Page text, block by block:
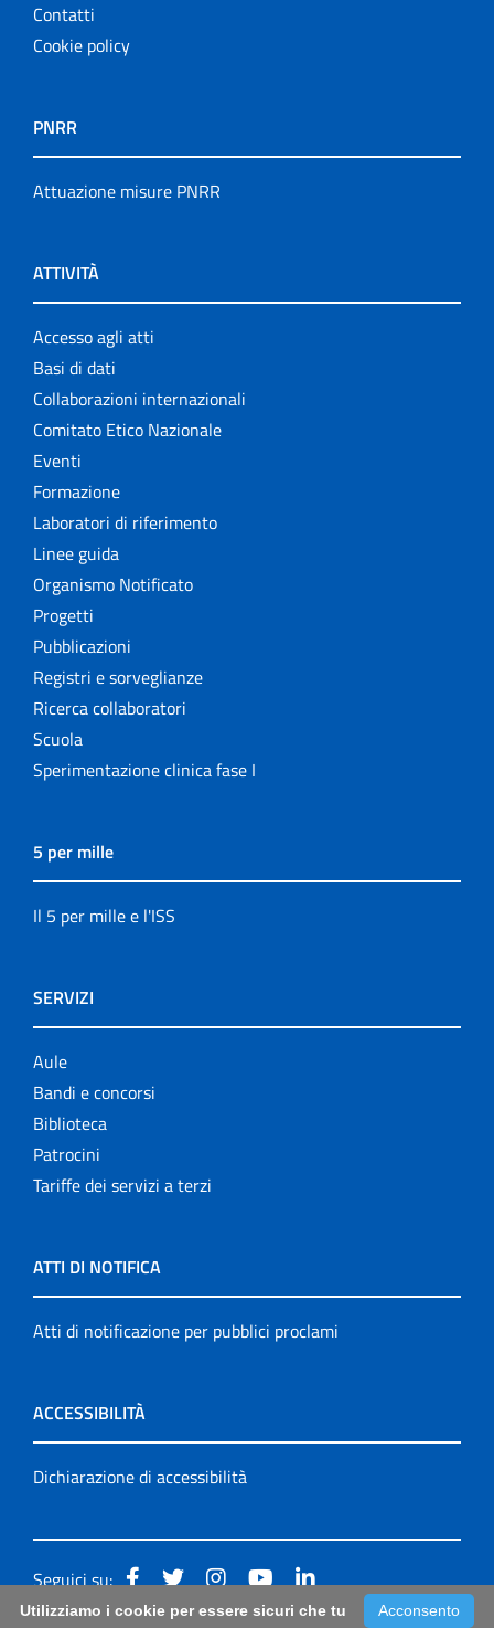
Contatti
Cookie policy
PNRR
Attuazione misure PNRR
ATTIVITÀ
Accesso agli atti
Basi di dati
Collaborazioni internazionali
Comitato Etico Nazionale
Eventi
Formazione
Laboratori di riferimento
Linee guida
Organismo Notificato
Progetti
Pubblicazioni
Registri e sorveglianze
Ricerca collaboratori
Scuola
Sperimentazione clinica fase I
5 per mille
Il 5 per mille e l'ISS
SERVIZI
Aule
Bandi e concorsi
Biblioteca
Patrocini
Tariffe dei servizi a terzi
ATTI DI NOTIFICA
Atti di notificazione per pubblici proclami
ACCESSIBILITÀ
Dichiarazione di accessibilità
Seguici su:
Acconsento
Utilizziamo i cookie per essere sicuri che tu